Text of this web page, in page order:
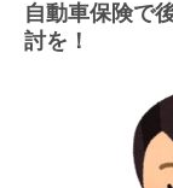
自動車保険で
討を！